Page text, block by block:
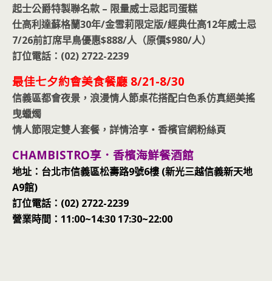
起士公爵特製聯名款 – 限量威士忌起司蛋糕
仕高利達蘇格蘭30年/金雪莉限定版/經典仕高12年威士忌
7/26前訂席早鳥優惠$888/人（原價$980/人）
訂位電話：(02) 2722-2239
最佳七夕約會美食餐廳 8/21-8/30
信義區都會夜景，浪漫情人節桌花搭配白色系仿真絕美搖
曳蠟燭
情人節限定雙人套餐，詳情洽享‧香檳官網粉絲頁
CHAMBISTRO享．香檳海鮮餐酒館
地址：台北市信義區松壽路9號6樓 (新光三越信義新天地
A9館)
訂位電話：(02) 2722-2239
營業時間：11:00~14:30 17:30~22:00